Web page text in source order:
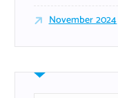
November 2024